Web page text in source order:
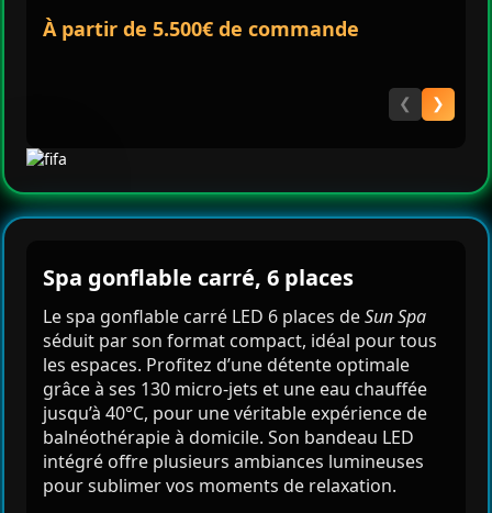
À partir de 5.500€ de commande
❮ ❯
Spa gonflable carré, 6 places
Le spa gonflable carré LED 6 places deSun Spa
séduit par son format compact, idéal pour tous
les espaces. Profitez d’une détente optimale
grâce à ses 130 micro-jets et une eau chauffée
jusqu’à 40°C, pour une véritable expérience de
balnéothérapie à domicile. Son bandeau LED
intégré offre plusieurs ambiances lumineuses
pour sublimer vos moments de relaxation.